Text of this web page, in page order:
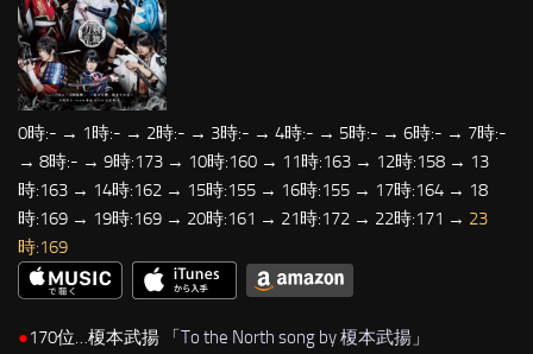
0時:- → 1時:- → 2時:- → 3時:- → 4時:- → 5時:- → 6時:- → 7時:-
→ 8時:- → 9時:173 → 10時:160 → 11時:163 → 12時:158 → 13
時:163 → 14時:162 → 15時:155 → 16時:155 → 17時:164 → 18
時:169 → 19時:169 → 20時:161 → 21時:172 → 22時:171 → 23
時:169
●170位…榎本武揚 「To the North song by 榎本武揚 」